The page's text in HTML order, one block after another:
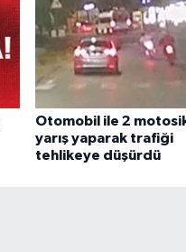
Otomobil ile 2
yarış yaparak trafiği
tehlikeye düşürdü